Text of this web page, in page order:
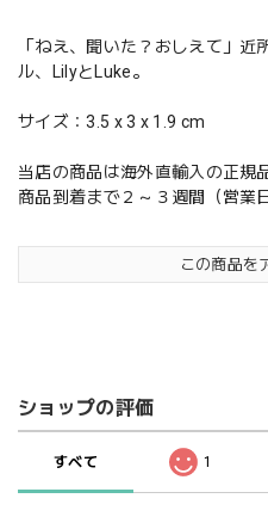
「ねえ、聞いた？おしえて」
ル、LilyとLuke。
サイズ：3.5 x 3 x 1.9 cm
当店の商品は海外直輸入の正規
商品到着まで２～３週間（営業
この商品を
ショップの評価
すべて 1